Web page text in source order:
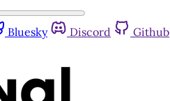
Bluesky Discord Github